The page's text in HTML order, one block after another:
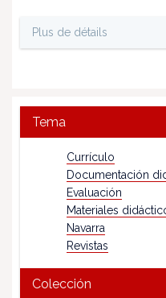
Plus de détails
Tema
Currículo
Documentación
Evaluación
Materiales
Navarra
Revistas
Colección